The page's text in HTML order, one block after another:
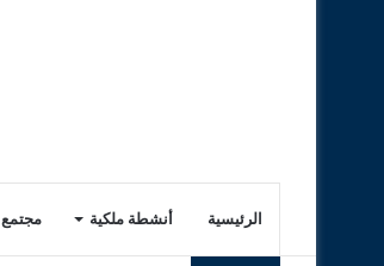
الرئيسية أنشطة ملكية مجتمع